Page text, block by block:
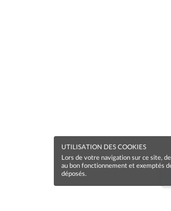
UTILISATION DES COOKIES
Lors de votre navigation sur ce site,
au bon fonctionnement et exemptés
déposés.